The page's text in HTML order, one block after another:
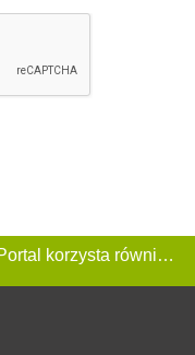
Ta Strona używa plików «cookies». Portal korzysta również z serwisu internetowego do zbierania danych technicznych o odwiedzających w celu uzyskania informacji marketingowych i statystycznych. Warunki przetwarzania danych odwiedzających Stronę, patrz: